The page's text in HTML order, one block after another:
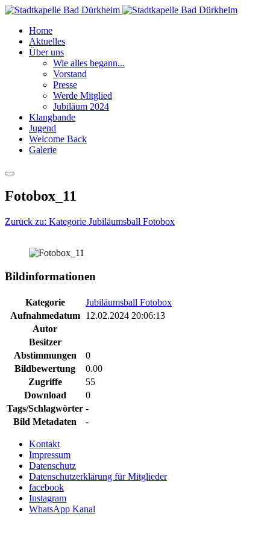
Home
Aktuelles
Über uns
Wie alles begann...
Vorstand
Presse
Werde Mitglied
Jubiläum 2024
Klangbande
Jugend
Welcome Back
Galerie
Fotobox_11
Zurück zu: Kategorie Jubiläumsball Fotobox
Bildinformationen
Kategorie
Jubiläumsball Fotobox
Aufnahmedatum
12.02.2024 20:06:13
Autor
Besitzer
Abstimmungen
0
Bildbewertung
0.00
Zugriffe
55
Download
0
Tags/Schlagwörter -
Bild Metadaten
-
Kontakt
Impressum
Datenschutz
Datenschutzerklärung für Mitglieder
facebook
Instagram
WhatsApp Kanal